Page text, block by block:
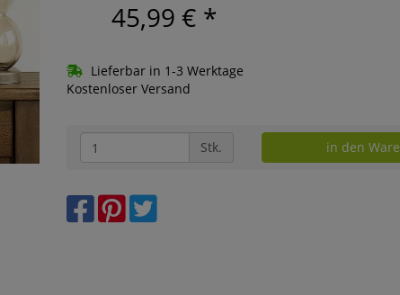
45,99 € *
Lieferbar in 1-3 Werktage
Kostenloser Versand
Stk. in den